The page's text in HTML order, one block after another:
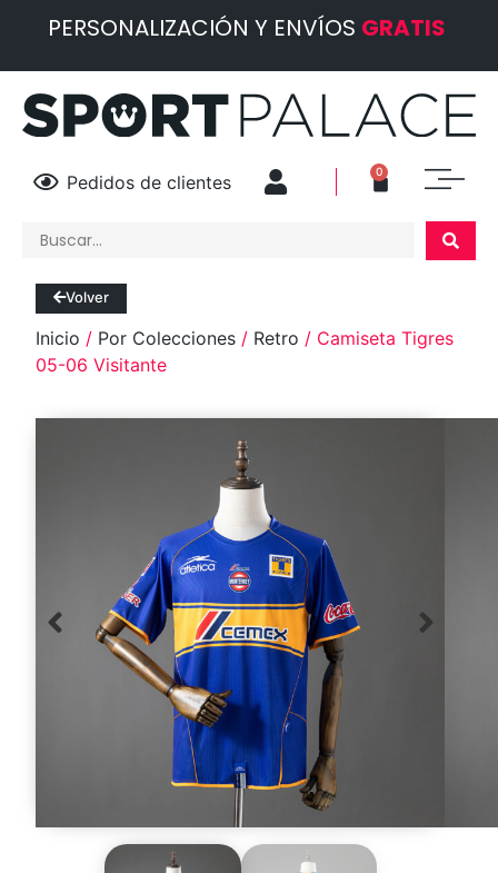
PERSONALIZACIÓN Y ENVÍOS GRATIS
Pedidos de clientes 0
Volver
Inicio / Por Colecciones / Retro / Camiseta Tigres
05-06 Visitante